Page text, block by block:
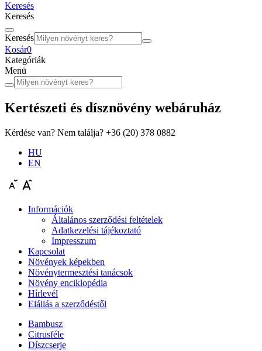
Keresés
Keresés
Keresés
Kosár0
Kategóriák
Menü
Kertészeti és dísznövény webáruház
Kérdése van? Nem találja? +36 (20) 378 0882
HU
EN
Információk
Általános szerződési feltételek
Adatkezelési tájékoztató
Impresszum
Kapcsolat
Növények képekben
Növénytermesztési tanácsok
Növény enciklopédia
Hírlevél
Elállás a szerződéstől
Bambusz
Citrusféle
Díszcserje